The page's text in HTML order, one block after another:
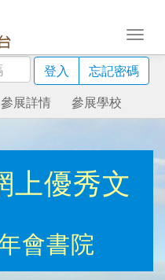
登入
忘記密碼
參展詳情 參展學校
優秀文
會書院